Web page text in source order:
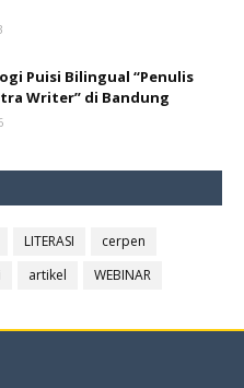
Puisi Bilingual “Penulis
Writer” di Bandung
LITERASI
cerpen
artikel WEBINAR